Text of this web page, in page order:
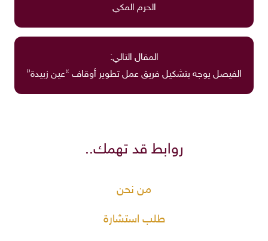
الحرم المكي
المقال التالي:
الفيصل يوجه بتشكيل فريق عمل تطوير أوقاف “عين زبيدة”
روابط قد تهمك..
من نحن
طلب استشارة